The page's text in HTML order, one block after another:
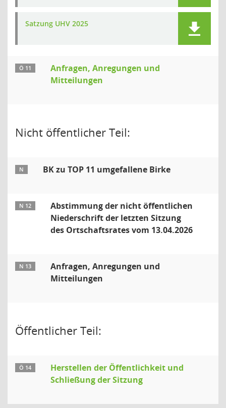
Satzung UHV 2025
Ö 11
Anfragen, Anregungen und
Mitteilungen
Nicht öffentlicher Teil:
N BK zu TOP 11 umgefallene Birke
N 12
Abstimmung der nicht öffentlichen
Niederschrift der letzten Sitzung
des Ortschaftsrates vom 13.04.2026
N 13
Anfragen, Anregungen und
Mitteilungen
Öffentlicher Teil:
Ö 14
Herstellen der Öffentlichkeit und
Schließung der Sitzung